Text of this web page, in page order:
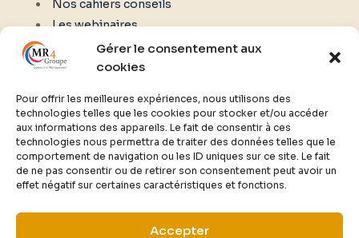
Gérer le consentement aux
cookies
Pour offrir les meilleures expériences, nous utilisons des
technologies telles que les cookies pour stocker et/ou accéder
aux informations des appareils. Le fait de consentir à ces
technologies nous permettra de traiter des données telles que le
comportement de navigation ou les ID uniques sur ce site. Le fait
de ne pas consentir ou de retirer son consentement peut avoir un
effet négatif sur certaines caractéristiques et fonctions.
Accepter
Nos cahiers conseils
Les webinaires
02 61 77 00 02
contact@communitymanagerfrance.fr